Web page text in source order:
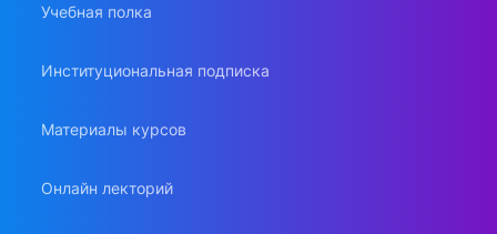
Учебная полка
Институциональная подписка
Материалы курсов
Онлайн лекторий